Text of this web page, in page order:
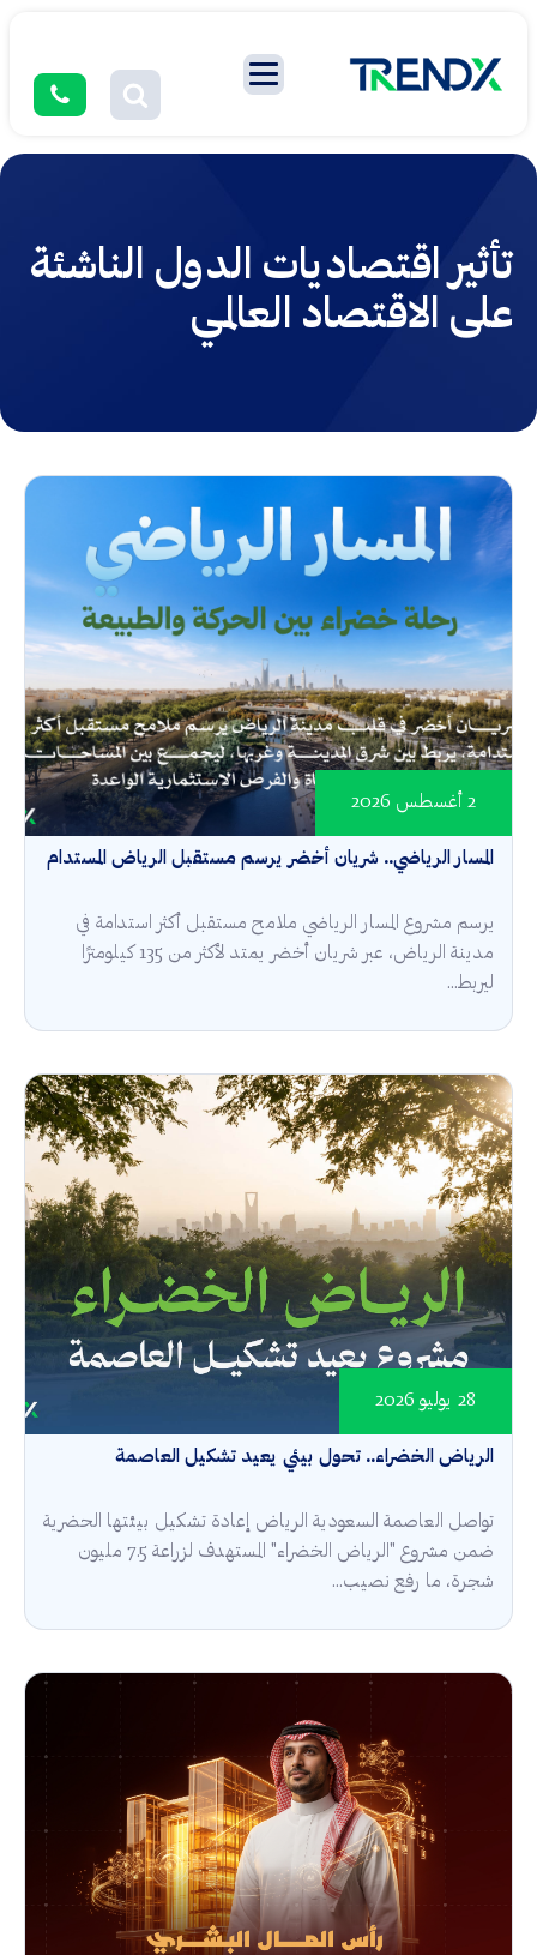
تأثير اقتصاديات الدول الناشئة
على الاقتصاد العالمي
المسار الرياضي.. شريان أخضر يرسم مستقبل الرياض المستدام
2 أغسطس 2026
يرسم مشروع المسار الرياضي ملامح مستقبل أكثر استدامة في
مدينة الرياض، عبر شريان أخضر يمتد لأكثر من 135 كيلومترًا
ليربط...
الرياض الخضراء.. تحول بيئي يعيد تشكيل العاصمة
28 يوليو 2026
تواصل العاصمة السعودية الرياض إعادة تشكيل بيئتها الحضرية
ضمن مشروع "الرياض الخضراء" المستهدف لزراعة 7.5 مليون
شجرة، ما رفع نصيب...